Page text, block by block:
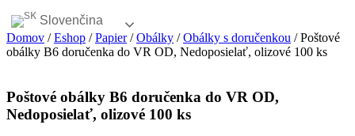
Slovenčina
Domov /Eshop /Papier/Obálky /Obálky s doručenkou / Poštové
obálky B6 doručenka do VR OD, Nedoposielať, olizové 100 ks
Poštové obálky B6 doručenka do VR OD,
Nedoposielať, olizové 100 ks